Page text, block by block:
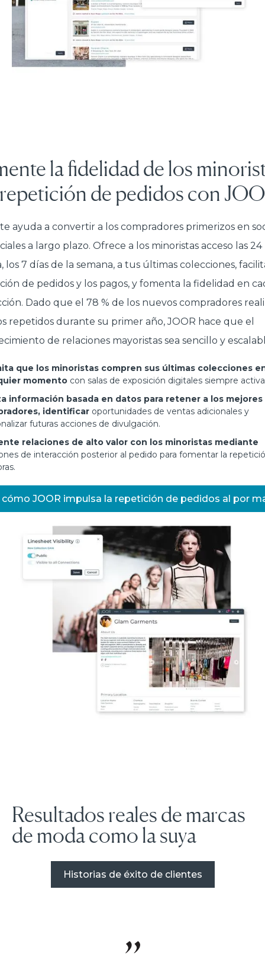
la fidelidad de los
de pedidos con
ayuda a convertir a los compradores primerizos en
a largo plazo. Ofrece a los minoristas acceso las 24
los 7 días de la semana, a tus últimas colecciones,
de pedidos y los pagos, y fomenta la fidelidad en
Dado que el 78 % de los nuevos compradores
repetidos durante su primer año, JOOR hace que el
de relaciones mayoristas sea sencillo y
que los minoristas compren sus últimas colecciones
momento con salas de exposición digitales siempre
información basada en datos para retener a los mejores
identificar oportunidades de ventas adicionales y
futuras acciones de divulgación.
relaciones de alto valor con los minoristas mediante
de interacción posterior al pedido para fomentar la
cómo JOOR impulsa la repetición de pedidos al por
Resultados reales de marcas
de moda como la suya
Historias de éxito de clientes